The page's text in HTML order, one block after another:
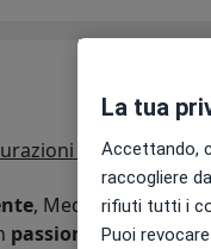
accettate
, Medico Chirurgo
passione,
La tua
Accettando,
raccogliere
rifiuti tutti i
Puoi